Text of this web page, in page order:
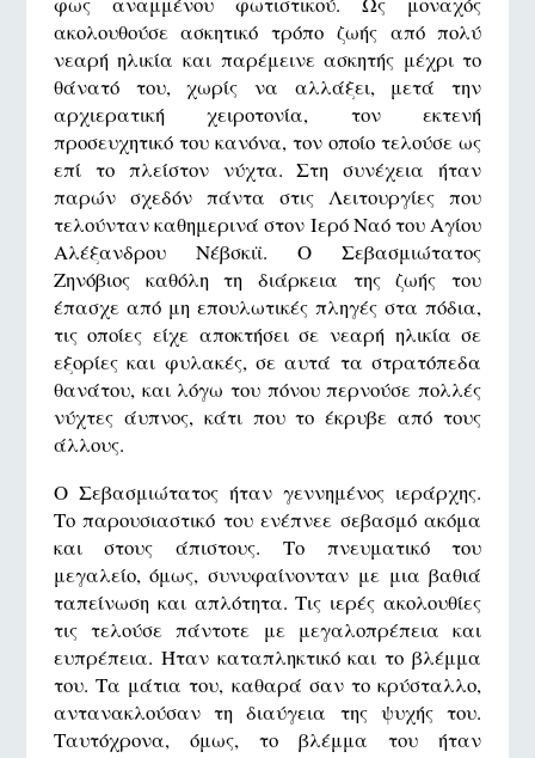
ακολουθούσε ασκητικό τρόπο ζωής από πολύ
νεαρή ηλικία και παρέμεινε ασκητής μέχρι το
θάνατό του, χωρίς να αλλάξει, μετά την
αρχιερατική χειροτονία, τον εκτενή
προσευχητικό του κανόνα, τον οποίο τελούσε ως
επί το πλείστον νύχτα. Στη συνέχεια ήταν
παρών σχεδόν πάντα στις Λειτουργίες που
τελούνταν καθημερινά στον Ιερό Ναό του Αγίου
Αλέξανδρου Νέβσκιϊ. Ο Σεβασμιώτατος
Ζηνόβιος καθόλη τη διάρκεια της ζωής του
έπασχε από μη επουλωτικές πληγές στα πόδια,
τις οποίες είχε αποκτήσει σε νεαρή ηλικία σε
εξορίες και φυλακές, σε αυτά τα στρατόπεδα
θανάτου, και λόγω του πόνου περνούσε πολλές
νύχτες άυπνος, κάτι που το έκρυβε από τους
άλλους.
Ο Σεβασμιώτατος ήταν γεννημένος ιεράρχης.
Το παρουσιαστικό του ενέπνεε σεβασμό ακόμα
και στους άπιστους. Το πνευματικό του
μεγαλείο, όμως, συνυφαίνονταν με μια βαθιά
ταπείνωση και απλότητα. Τις ιερές ακολουθίες
τις τελούσε πάντοτε με μεγαλοπρέπεια και
ευπρέπεια. Ήταν καταπληκτικό και το βλέμμα
του. Τα μάτια του, καθαρά σαν το κρύσταλλο,
αντανακλούσαν τη διαύγεια της ψυχής του.
Ταυτόχρονα, όμως, το βλέμμα του ήταν